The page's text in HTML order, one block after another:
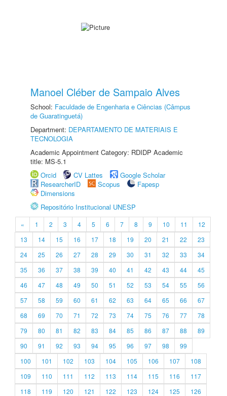
Manoel Cléber de Sampaio Alves
School: Faculdade de Engenharia e Ciências (Câmpus
de Guaratinguetá)
Department: DEPARTAMENTO DE MATERIAIS E
TECNOLOGIA
Academic Appointment Category: RDIDP Academic
title: MS-5.1
Orcid
CV Lattes
Google Scholar
ResearcherID
Scopus
Fapesp
Dimensions
Repositório Institucional UNESP
« 1 2 3 4 5 6 7 8 9 10 11
12
13
14 15 16 17 18 19 20 21 22
23
24
25 26 27 28 29 30 31 32 33
34
35
36 37 38 39 40 41 42 43 44
45
46
47 48 49 50 51 52 53 54 55
56
57
58 59 60 61 62 63 64 65 66
67
68
69 70 71 72 73 74 75 76 77
78
79
80 81 82 83 84 85 86 87 88
89
90
91 92 93 94 95 96 97 98
99
100
101 102 103 104 105 106 107
108
109
110 111 112 113 114 115 116
117
118
119 120 121 122 123 124 125
126